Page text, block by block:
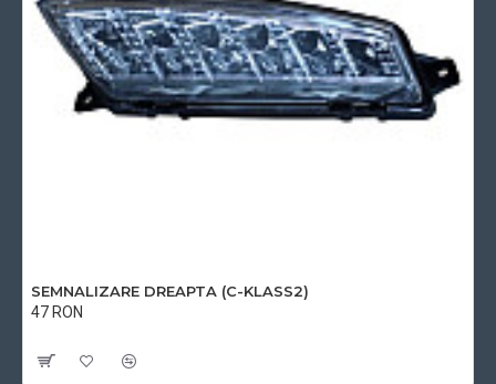
SEMNALIZARE DREAPTA (C-KLASS2)
47 RON